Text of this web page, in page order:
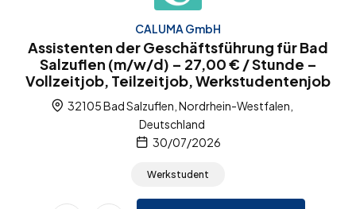
CALUMA GmbH
Assistenten der Geschäftsführung für Bad
Salzuflen (m/w/d) – 27,00 € / Stunde –
Vollzeitjob, Teilzeitjob, Werkstudentenjob
32105 Bad Salzuflen, Nordrhein-Westfalen,
Deutschland
30/07/2026
Werkstudent